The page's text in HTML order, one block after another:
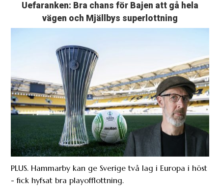
Uefaranken: Bra chans för Bajen att gå hela
vägen och Mjällbys superlottning
PLUS. Hammarby kan ge Sverige två lag i Europa i höst
- fick hyfsat bra playofflottning.